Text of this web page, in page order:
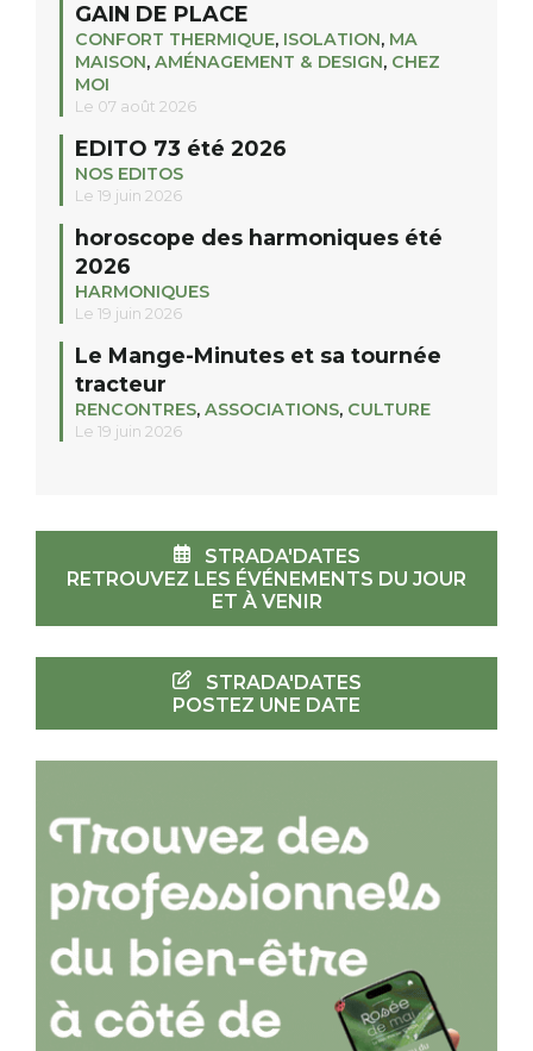
GAIN DE PLACE
CONFORT THERMIQUE, ISOLATION, MA
MAISON, AMÉNAGEMENT & DESIGN, CHEZ
MOI
Le 07 août 2026
EDITO 73 été 2026
NOS EDITOS
Le 19 juin 2026
horoscope des harmoniques été
2026
HARMONIQUES
Le 19 juin 2026
Le Mange-Minutes et sa tournée
tracteur
RENCONTRES, ASSOCIATIONS, CULTURE
Le 19 juin 2026
STRADA'DATES
RETROUVEZ LES ÉVÉNEMENTS DU JOUR
ET À VENIR
STRADA'DATES
POSTEZ UNE DATE